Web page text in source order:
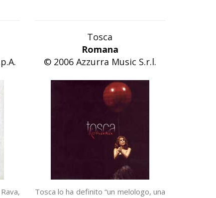
Tosca
Romana
© 2006 Azzurra Music S.r.l.
Tosca lo ha definito “un melologo, una